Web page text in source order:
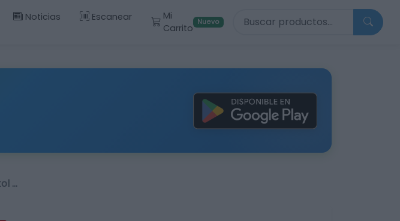
Noticias Escanear
Mi
Carrito
Nuevo Buscar productos
…